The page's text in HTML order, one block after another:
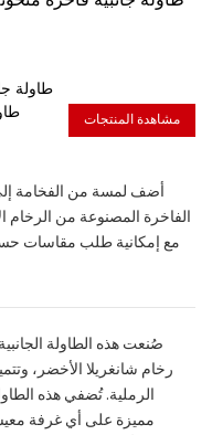
طاولة
مشاهدة المنتجات
أضف لمسة من الفخامة
مع إمكانية طلب مقاسات
صُنعت هذه الطاولة
رخام شانغريلا الأخضر،
الرملية. تُضفي هذه
مميزة على أي غرفة